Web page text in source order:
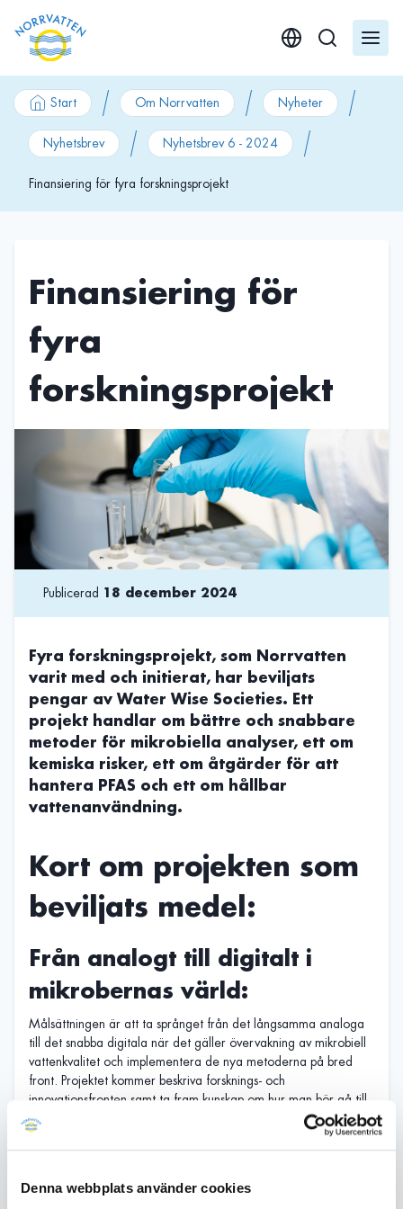
Denna webbplats använder cookies
Start Om Norrvatten Nyheter
Nyhetsbrev Nyhetsbrev 6 - 2024
Finansiering för fyra forskningsprojekt
Finansiering för
fyra
forskningsprojekt
Publicerad 18 december 2024
Fyra forskningsprojekt, som Norrvatten
varit med och initierat, har beviljats
pengar av Water Wise Societies. Ett
projekt handlar om bättre och snabbare
metoder för mikrobiella analyser, ett om
kemiska risker, ett om åtgärder för att
hantera PFAS och ett om hållbar
vattenanvändning.
Kort om projekten som
beviljats medel:
Från analogt till digitalt i
mikrobernas värld:
Målsättningen är att ta språnget från det långsamma analoga
till det snabba digitala när det gäller övervakning av mikrobiell
vattenkvalitet och implementera de nya metoderna på bred
front. Projektet kommer beskriva forsknings- och
innovationsfronten samt ta fram kunskap om hur man bör gå till
väga för etablera ny teknik inom ett område där lagstiftning
och etablerad praxis kan utgöra en extra stor utmaning.
Ny praxis för bedömning och